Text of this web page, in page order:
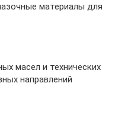
материалы для
масел и технических
направлений